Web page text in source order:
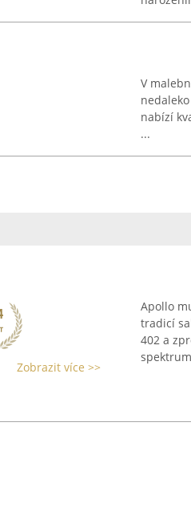
V
nabízí
...
Zobrazit více >>
Apollo
tradicí
402 a